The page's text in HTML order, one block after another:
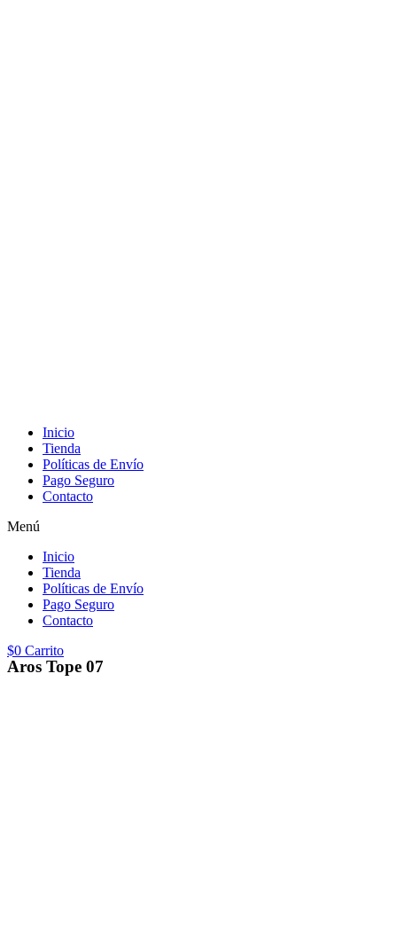
Inicio
Tienda
Políticas de Envío
Pago Seguro
Contacto
Menú
Inicio
Tienda
Políticas de Envío
Pago Seguro
Contacto
$0 Carrito
Aros Tope 07